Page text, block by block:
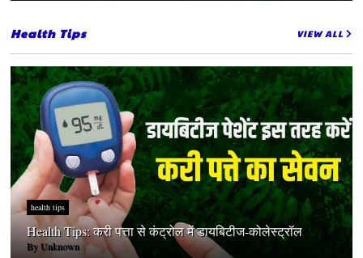
Health Tips VIEW ALL
health tips
Health Tips: करी पत्ता से कंट्रोल में डायबिटीज-कोलेस्ट्रॉल
ByUnknown